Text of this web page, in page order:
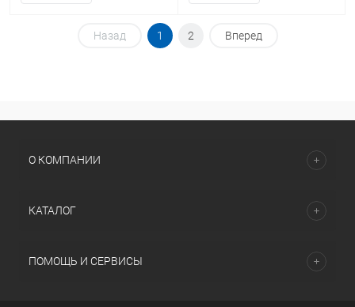
Назад 1 2 Вперед
О КОМПАНИИ
КАТАЛОГ
ПОМОЩЬ И СЕРВИСЫ